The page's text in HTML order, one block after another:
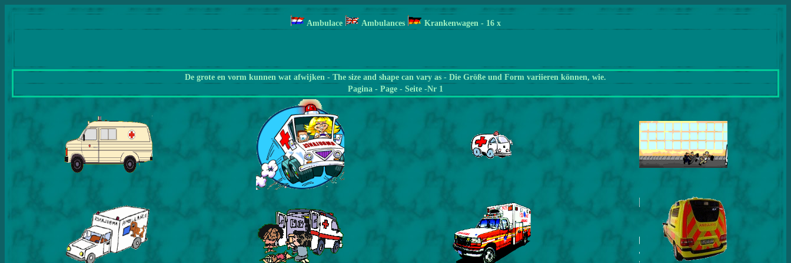
Ambulace Ambulances Krankenwagen - 16 x
De grote en vorm kunnen wat afwijken - The size and shape can vary as - Die Größe und Form variieren können, wie.
Pagina - Page - Seite -Nr 1